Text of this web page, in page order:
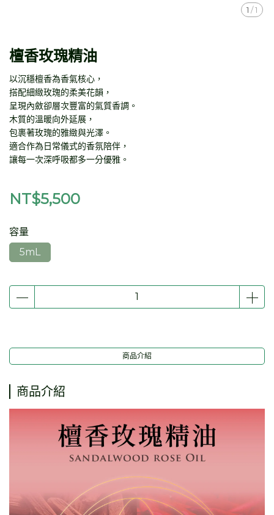
1 /1
檀香玫瑰精油
以沉穩檀香為香氣核心，
搭配細緻玫瑰的柔美花韻，
呈現內斂卻層次豐富的氣質香調。
木質的溫暖向外延展，
包裹著玫瑰的雅緻與光澤。
適合作為日常儀式的香氛陪伴，
讓每一次深呼吸都多一分優雅。
NT$5,500
容量
5mL
商品介紹
商品介紹